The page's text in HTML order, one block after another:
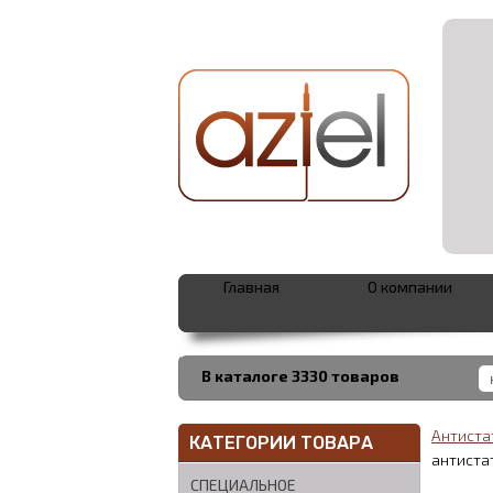
В каталоге 3330 товаров
Главная О компании
КАТЕГОРИИ ТОВАРА
СПЕЦИАЛЬНОЕ